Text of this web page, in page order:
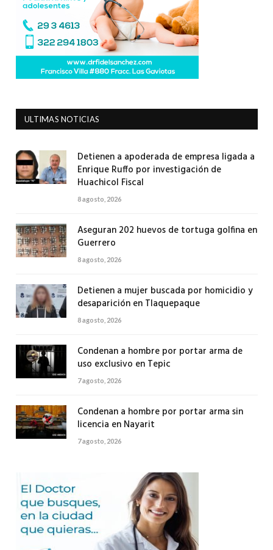
ULTIMAS NOTICIAS
Detienen a apoderada de empresa ligada a
Enrique Ruffo por investigación de
Huachicol Fiscal
8 agosto, 2026
Aseguran 202 huevos de tortuga golfina en
Guerrero
8 agosto, 2026
Detienen a mujer buscada por homicidio y
desaparición en Tlaquepaque
8 agosto, 2026
Condenan a hombre por portar arma de
uso exclusivo en Tepic
7 agosto, 2026
Condenan a hombre por portar arma sin
licencia en Nayarit
7 agosto, 2026